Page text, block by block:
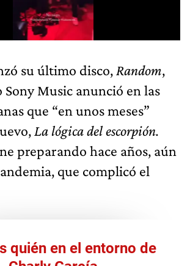
su último disco, Random,
Sony Music anunció en las
que “en unos meses”
La lógica del escorpión.
preparando hace años, aún
que complicó el
quién en el entorno de